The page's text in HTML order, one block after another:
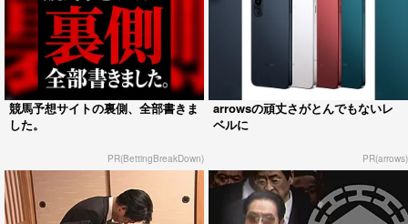
競馬予想サイトの裏側、全部書きま
した。
PR(BettingBreakDown)
arrowsの頑丈さがとんでもないレ
ベルに
PR(arrows)